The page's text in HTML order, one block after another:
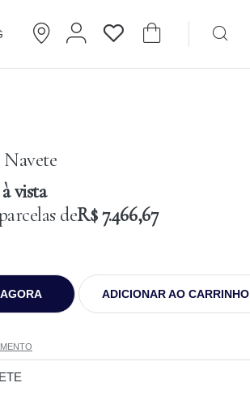
vista
deR$ 7.466,67
ADICIONAR AO CARRINHO